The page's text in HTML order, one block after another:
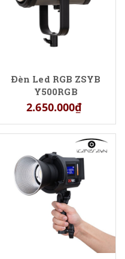
Đèn Led RGB ZSYB
Y500RGB
2.650.000₫